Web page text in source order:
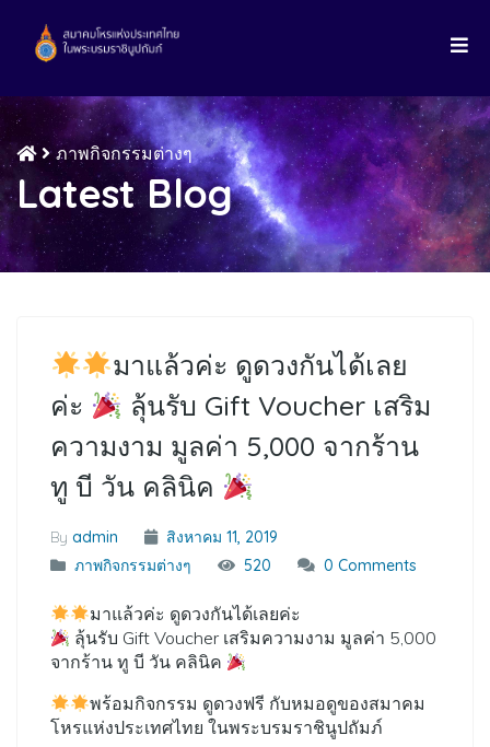
ภาพกิจกรรมต่างๆ
Latest Blog
มาแล้วค่ะ ดูดวงกันได้เลย
ค่ะ
ลุ้นรับ Gift Voucher เสริม
ความงาม มูลค่า 5,000 จากร้าน
ทู บี วัน คลินิค
By admin
สิงหาคม 11, 2019
ภาพกิจกรรมต่างๆ
520 0 Comments
มาแล้วค่ะ ดูดวงกันได้เลยค่ะ
ลุ้นรับ Gift Voucher เสริมความงาม มูลค่า 5,000
จากร้าน ทู บี วัน คลินิค
พร้อมกิจกรรม ดูดวงฟรี กับหมอดูของสมาคม
โหรแห่งประเทศไทย ในพระบรมราชินูปถัมภ์